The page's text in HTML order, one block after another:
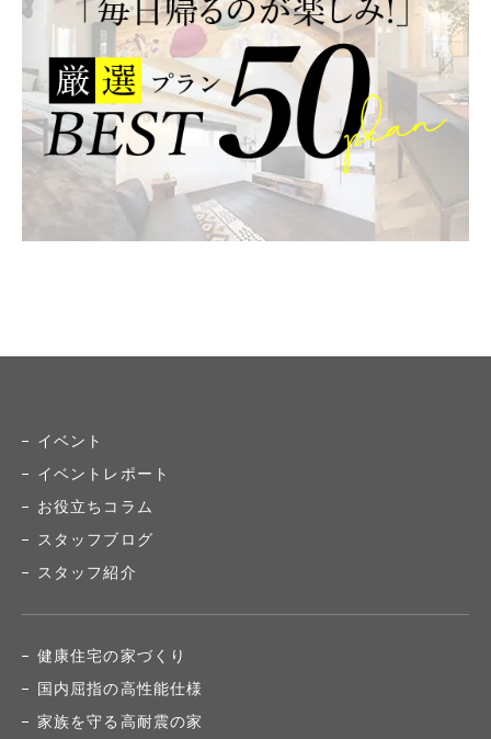
イベント
イベントレポート
お役立ちコラム
スタッフブログ
スタッフ紹介
健康住宅の家づくり
国内屈指の高性能仕様
家族を守る高耐震の家